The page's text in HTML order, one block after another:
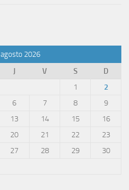
agosto 2026
J V S
D
1
2
6 7 8
9
13 14 15
16
20 21 22
23
27 28 29
30